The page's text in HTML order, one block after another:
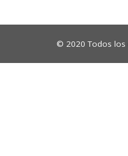
© 2020 Todos los